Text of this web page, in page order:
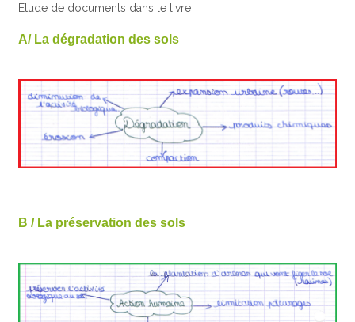
Etude de documents dans le livre
A/ La dégradation des sols
B / La préservation des sols